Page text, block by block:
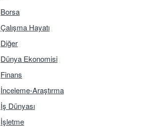
Borsa
Çalışma Hayatı
Diğer
Dünya Ekonomisi
Finans
İnceleme-Araştırma
İş Dünyası
İşletme